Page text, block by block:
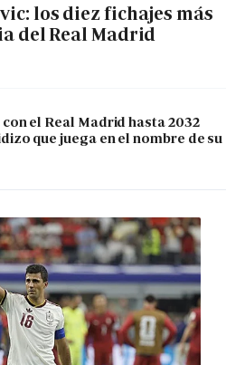
los diez fichajes más
del Real Madrid
el Real Madrid hasta 2032
que juega en el nombre de su